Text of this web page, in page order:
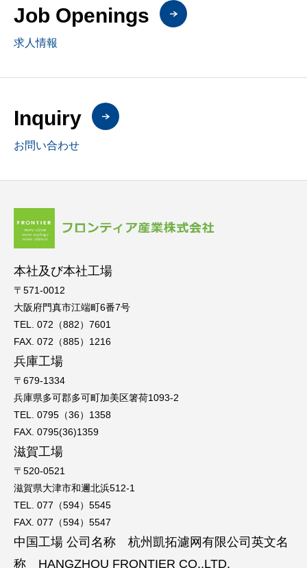
Job Openings
求人情報
Inquiry
お問い合わせ
本社及び本社工場
〒571-0012
大阪府門真市江端町6番7号
TEL. 072（882）7601
FAX. 072（885）1216
兵庫工場
〒679-1334
兵庫県多可郡多可町加美区箸荷1093-2
TEL. 0795（36）1358
FAX. 0795(36)1359
滋賀工場
〒520-0521
滋賀県大津市和邇北浜512-1
TEL. 077（594）5545
FAX. 077（594）5547
中国工場 公司名称 杭州凱拓濾网有限公司英文名
称 HANGZHOU FRONTIER CO.,LTD.